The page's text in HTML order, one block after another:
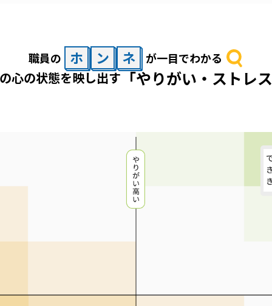
職員の ホ ン ネ が一目でわかる
心の状態を映し出す「やりがい・ストレス